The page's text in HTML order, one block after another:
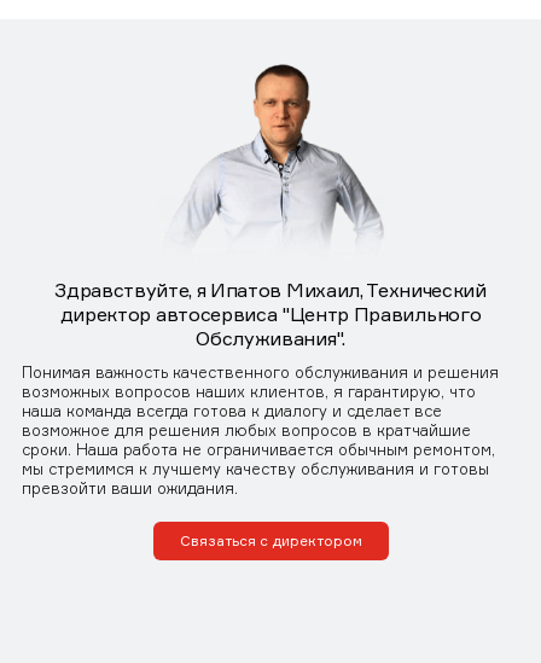
Здравствуйте, я Ипатов Михаил, Технический
директор автосервиса "Центр Правильного
Обслуживания".
Понимая важность качественного обслуживания и решения
возможных вопросов наших клиентов, я гарантирую, что
наша команда всегда готова к диалогу и сделает все
возможное для решения любых вопросов в кратчайшие
сроки. Наша работа не ограничивается обычным ремонтом,
мы стремимся к лучшему качеству обслуживания и готовы
превзойти ваши ожидания.
Связаться с директором